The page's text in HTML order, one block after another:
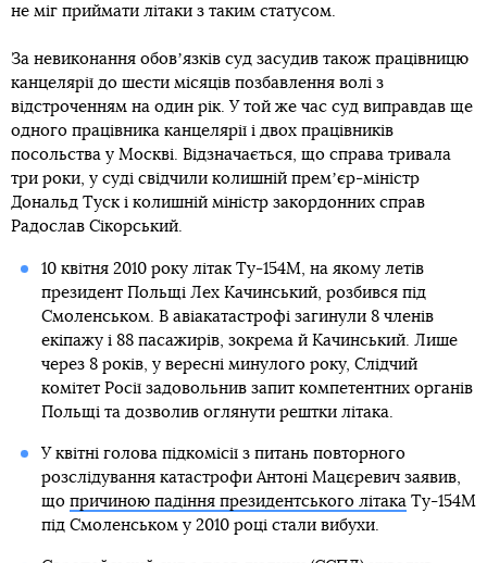
не міг приймати літаки з таким статусом.
За невиконання обовʼязків суд засудив також працівницю
канцелярії до шести місяців позбавлення волі з
відстроченням на один рік. У той же час суд виправдав ще
одного працівника канцелярії і двох працівників
посольства у Москві. Відзначається, що справа тривала
три роки, у суді свідчили колишній премʼєр-міністр
Дональд Туск і колишній міністр закордонних справ
Радослав Сікорський.
10 квітня 2010 року літак Ту-154М, на якому летів
президент Польщі Лех Качинський, розбився під
Смоленськом. В авіакатастрофі загинули 8 членів
екіпажу і 88 пасажирів, зокрема й Качинський. Лише
через 8 років, у вересні минулого року, Слідчий
комітет Росії задовольнив запит компетентних органів
Польщі та дозволив оглянути рештки літака.
У квітні голова підкомісії з питань повторного
розслідування катастрофи Антоні Мацєревич заявив,
що причиною падіння президентського літакаТу-154М
під Смоленськом у 2010 році стали вибухи.